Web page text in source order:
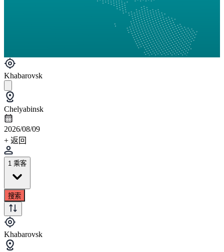
Khabarovsk
Chelyabinsk
2026/08/09
+ 返回
1 乘客
搜索
Khabarovsk